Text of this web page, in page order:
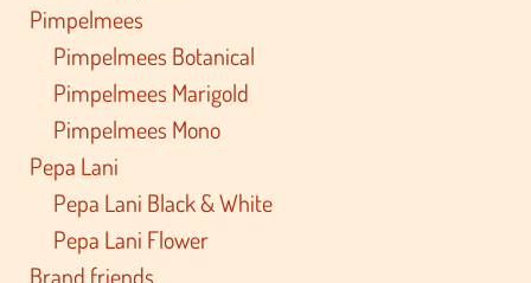
Pimpelmees
Pimpelmees Botanical
Pimpelmees Marigold
Pimpelmees Mono
Pepa Lani
Pepa Lani Black & White
Pepa Lani Flower
Brand friends